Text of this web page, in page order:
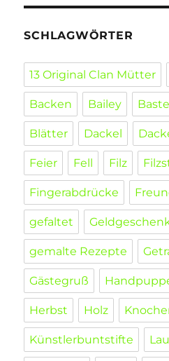
SCHLAGWÖRTER
13 Original Clan Mütter
Backen Bailey
Blätter Dackel
Feier Fell Filz
Fingerabdrücke
gefaltet
gemalte Rezepte
Gästegruß
Herbst Holz
Künstlerbuntstifte